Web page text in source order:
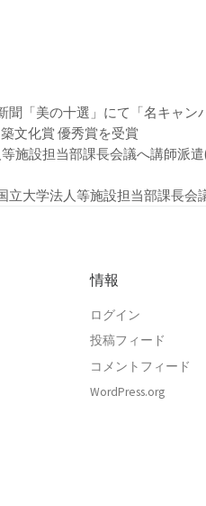
聞「美の十選」にて「名キャン
文化賞 優秀賞を受賞
施設担当部課長会議へ講師派
⽴⼤学法⼈等施設担当部課⻑会
情報
ログイン
投稿フィード
コメントフィード
WordPress.org